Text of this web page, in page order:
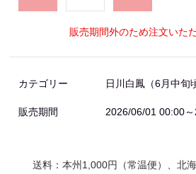
販売期間外のため注文いた
カテゴリー 日川白鳳（6月中旬
販売期間 2026/06/01 00:00
送料：本州 1,000円（常温便）、北